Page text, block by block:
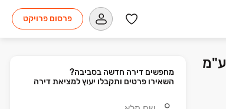
פרסום פרויקט
השאירו פרטים ותקבלו יעוץ למציאת דירה